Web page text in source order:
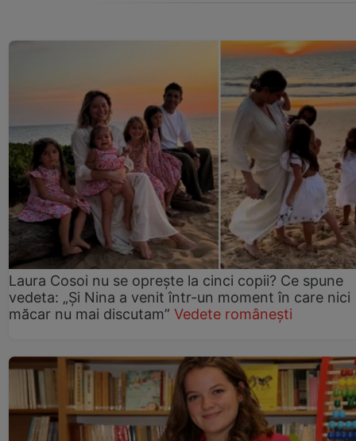
Laura Cosoi nu se oprește la cinci copii? Ce spune
vedeta: „Și Nina a venit într-un moment în care nici
măcar nu mai discutam” Vedete românești